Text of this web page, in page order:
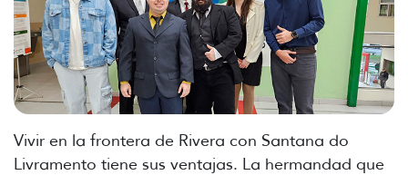
Vivir en la frontera de Rivera con Santana do
Livramento tiene sus ventajas. La hermandad que